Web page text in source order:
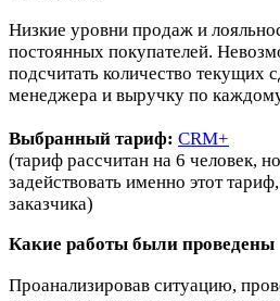
Низкие уровни продаж и
постоянных покупателей.
подсчитать количество текущих
менеджера и выручку по
Выбранный тариф: CRM+
(тариф рассчитан на 6 человек,
задействовать именно этот
заказчика)
Какие работы были проведены
Проанализировав ситуацию,